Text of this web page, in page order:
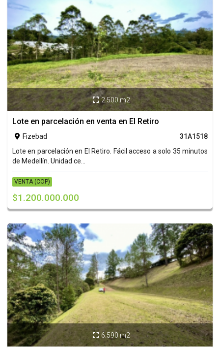
 2.500 m2
Lote en parcelación en venta en El Retiro
 Fizebad
31A1518
Lote en parcelación en El Retiro. Fácil acceso a solo 35 minutos
de Medellín. Unidad ce...
VENTA (COP)
$1.200.000.000
 6.590 m2